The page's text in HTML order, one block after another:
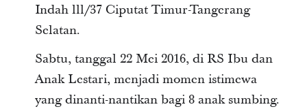
Indah lll/37 Ciputat Timur-Tangerang
Selatan.
Sabtu, tanggal 22 Mei 2016, di RS Ibu dan
Anak Lestari, menjadi momen istimewa
yang dinanti-nantikan bagi 8 anak sumbing.